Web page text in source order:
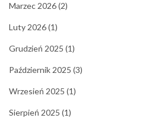
Marzec 2026(2)
Luty 2026(1)
Grudzień 2025 (1)
Październik 2025 (3)
Wrzesień 2025 (1)
Sierpień 2025 (1)